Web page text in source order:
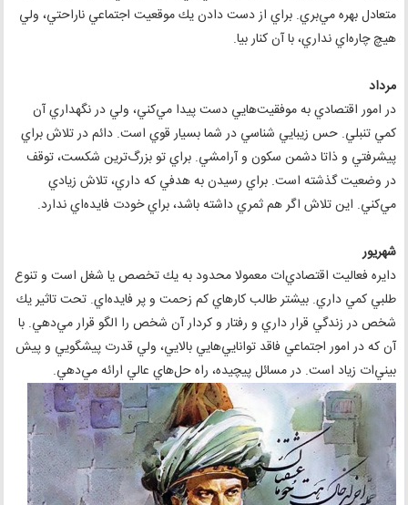
متعادل بهره مي‌بري. براي از دست دادن يك موقعيت اجتماعي ناراحتي، ولي
هيچ چاره‌اي نداري، با آن كنار بيا.
مرداد
در امور اقتصادي به موفقيت‌هايي دست پيدا مي‌كني، ولي در نگهداري آن
كمي تنبلي. حس زيبايي شناسي در شما بسيار قوي است. دائم در تلاش براي
پيشرفتي و ذاتا دشمن سكون و آرامشي. براي تو بزرگ‌ترين شكست، توقف
در وضعيت گذشته است. براي رسيدن به هدفي كه داري، تلاش زيادي
مي‌كني. اين تلاش اگر هم ثمري داشته باشد، براي خودت فايده‌اي ندارد.
شهريور
دايره فعاليت اقتصادي‌ات معمولا محدود به يك تخصص يا شغل است و تنوع
طلبي كمي داري. بيشتر طالب كارهاي كم زحمت و پر فايده‌اي. تحت تاثير يك
شخص در زندگي قرار داري و رفتار و كردار آن شخص را الگو قرار مي‌دهي. با
آن كه در امور اجتماعي فاقد توانايي‌هايي بالايي، ولي قدرت پيشگويي و پيش
بيني‌ات زياد است. در مسائل پيچيده، راه حل‌هاي عالي ارائه مي‌دهي.